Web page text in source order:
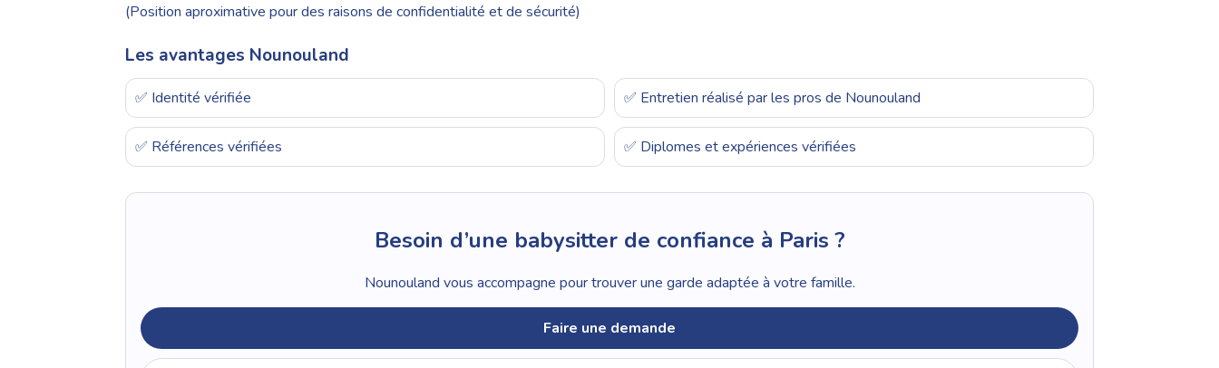
(Position aproximative pour des raisons de confidentialité et de sécurité)
Les avantages Nounouland
✅ Identité vérifiée ✅ Entretien réalisé par les pros de Nounouland
✅ Références vérifiées ✅ Diplomes et expériences vérifiées
Besoin d’une babysitter de confiance à Paris ?
Nounouland vous accompagne pour trouver une garde adaptée à votre famille.
Faire une demande